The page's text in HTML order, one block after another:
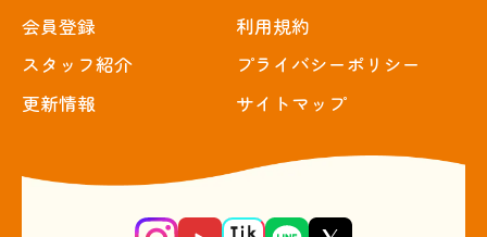
会員登録
スタッフ紹介
更新情報
利用規約
プライバシーポリシー
サイトマップ